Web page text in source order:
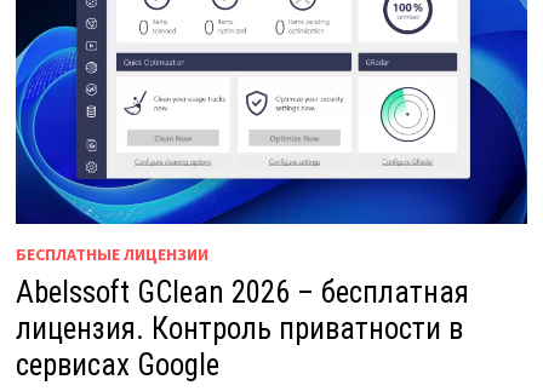
БЕСПЛАТНЫЕ ЛИЦЕНЗИИ
Abelssoft GClean 2026 – бесплатная
лицензия. Контроль приватности в
сервисах Google